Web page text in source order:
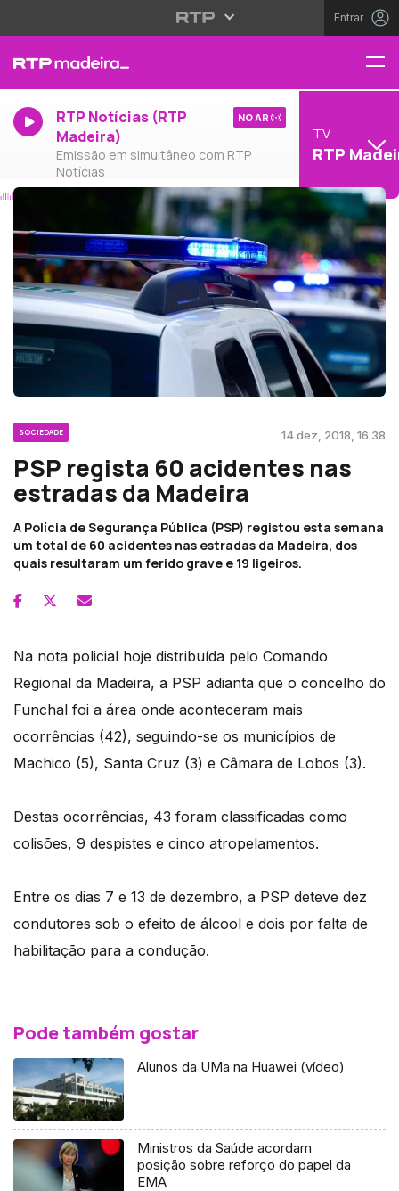
Entrar
RTP Notícias (RTP
Madeira)
Emissão em simultâneo com RTP
Notícias
NO AR
TV
RTP
SOCIEDADE 14 dez, 2018, 16:38
PSP regista 60 acidentes nas
estradas da Madeira
A Polícia de Segurança Pública (PSP) registou esta semana
um total de 60 acidentes nas estradas da Madeira, dos
quais resultaram um ferido grave e 19 ligeiros.
Na nota policial hoje distribuída pelo Comando
Regional da Madeira, a PSP adianta que o concelho do
Funchal foi a área onde aconteceram mais
ocorrências (42), seguindo-se os municípios de
Machico (5), Santa Cruz (3) e Câmara de Lobos (3).
Destas ocorrências, 43 foram classificadas como
colisões, 9 despistes e cinco atropelamentos.
Entre os dias 7 e 13 de dezembro, a PSP deteve dez
condutores sob o efeito de álcool e dois por falta de
habilitação para a condução.
Pode também gostar
Alunos da UMa na Huawei (vídeo)
Ministros da Saúde acordam
posição sobre reforço do papel da
EMA